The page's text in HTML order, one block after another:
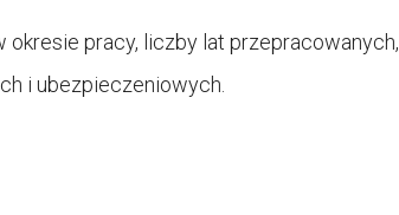
pracy, liczby lat przepracowanych,
i ubezpieczeniowych.